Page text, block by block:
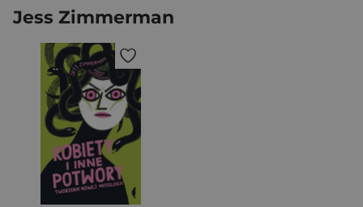
Jess Zimmerman